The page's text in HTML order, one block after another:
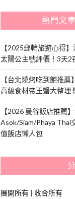
熱門文
【2025郵輪旅遊心得
太陽公主號評價！3天2
【台北燒烤吃到飽推
高級食材帝王蟹大整理
【2026 曼谷飯店推薦
Asok/Siam/Phaya Thai
值飯店懶人包
展開所有 | 收合所有